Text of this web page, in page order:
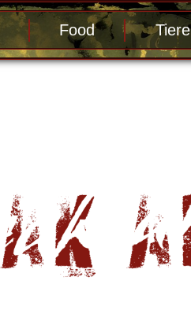
Food Tiere